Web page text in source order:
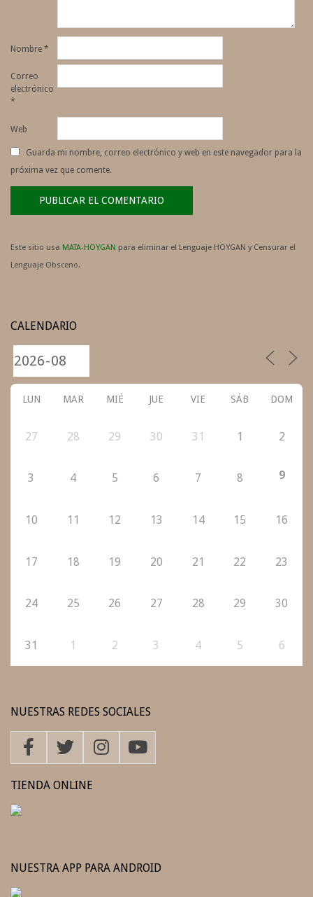
Nombre *
Correo
electrónico
*
Web
Guarda mi nombre, correo electrónico y web en este navegador para la
próxima vez que comente.
Este sitio usa MATA-HOYGAN para eliminar el Lenguaje HOYGAN y Censurar el
Lenguaje Obsceno.
CALENDARIO
LUN MAR MIÉ JUE VIE SÁB DOM
27 28 29 30 31 1 2
3 4 5 6 7 8 9
10 11 12 13 14 15 16
17 18 19 20 21 22 23
24 25 26 27 28 29 30
31 1 2 3 4 5 6
NUESTRAS REDES SOCIALES
TIENDA ONLINE
NUESTRA APP PARA ANDROID